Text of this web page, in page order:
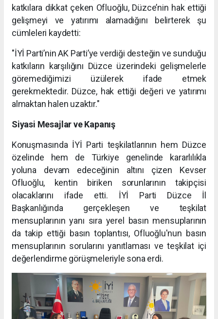
katkılara dikkat çeken Ofluoğlu, Düzce’nin hak ettiği
gelişmeyi ve yatırımı alamadığını belirterek şu
cümleleri kaydetti:
"İYİ Parti’nin AK Parti’ye verdiği desteğin ve sunduğu
katkıların karşılığını Düzce üzerindeki gelişmelerle
göremediğimizi üzülerek ifade etmek
gerekmektedir. Düzce, hak ettiği değeri ve yatırımı
almaktan halen uzaktır."
Siyasi Mesajlar ve Kapanış
Konuşmasında İYİ Parti teşkilatlarının hem Düzce
özelinde hem de Türkiye genelinde kararlılıkla
yoluna devam edeceğinin altını çizen Kevser
Ofluoğlu, kentin biriken sorunlarının takipçisi
olacaklarını ifade etti. İYİ Parti Düzce İl
Başkanlığında gerçekleşen ve teşkilat
mensuplarının yanı sıra yerel basın mensuplarının
da takip ettiği basın toplantısı, Ofluoğlu'nun basın
mensuplarının sorularını yanıtlaması ve teşkilat içi
değerlendirme görüşmeleriyle sona erdi.